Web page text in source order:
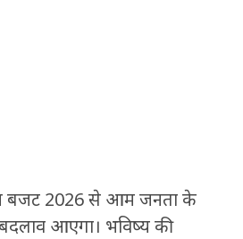
बजट 2026 से आम जनता के
आएगा। भविष्य की